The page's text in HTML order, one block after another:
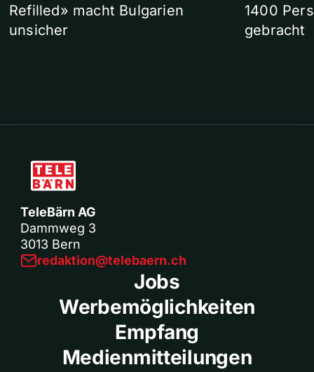
Refilled» macht Bulgarien
unsicher
1400
gebracht
TeleBärn AG
Dammweg 3
3013 Bern
redaktion@telebaern.ch
Jobs
Werbemöglichkeiten
Empfang
Medienmitteilungen